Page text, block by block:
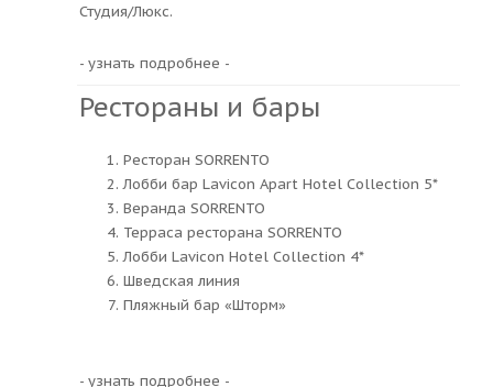
Студия/Люкс.
- узнать подробнее -
Рестораны и бары
Ресторан SORRENTO
Лобби бар Lavicon Apart Hotel Collection 5*
Веранда SORRENTO
Терраса ресторана SORRENTO
Лобби Lavicon Hotel Collection 4*
Шведская линия
Пляжный бар «Шторм»
- узнать подробнее -